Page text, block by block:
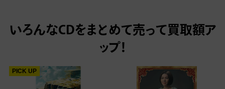
いろんなCDをまとめて売って買取額ア
ップ！
PICK UP